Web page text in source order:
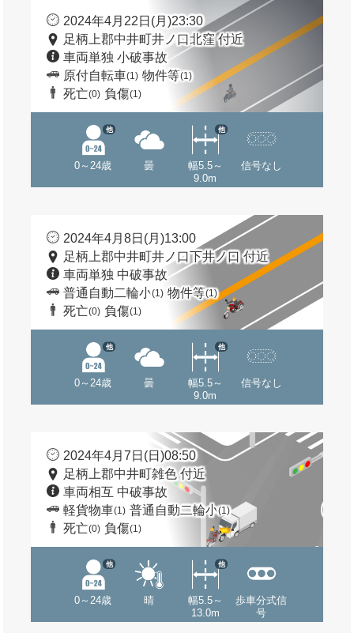
2024年4月22日(月)23:30
足柄上郡中井町井ノ口北窪 付近
車両単独 小破事故
原付自転車(1) 物件等(1)
死亡(0) 負傷(1)
0～24歳
他
曇
幅5.5～
9.0m
他
信号なし
2024年4月8日(月)13:00
足柄上郡中井町井ノ口下井ノ口 付近
車両単独 中破事故
普通自動二輪小(1) 物件等(1)
死亡(0) 負傷(1)
0～24歳
他
曇
幅5.5～
9.0m
他
信号なし
2024年4月7日(日)08:50
足柄上郡中井町雑色 付近
車両相互 中破事故
軽貨物車(1) 普通自動二輪小(1)
死亡(0) 負傷(1)
0～24歳
他
晴
幅5.5～
13.0m
他
歩車分式信
号